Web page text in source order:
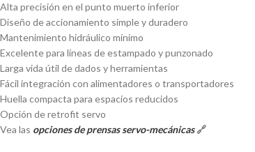
Alta precisión en el punto muerto inferior
Diseño de accionamiento simple y duradero
Mantenimiento hidráulico mínimo
Excelente para líneas de estampado y punzonado
Larga vida útil de dados y herramientas
Fácil integración con alimentadores o transportadores
Huella compacta para espacios reducidos
Opción de retrofit servo
Vea las opciones de prensas servo-mecánicas🔗